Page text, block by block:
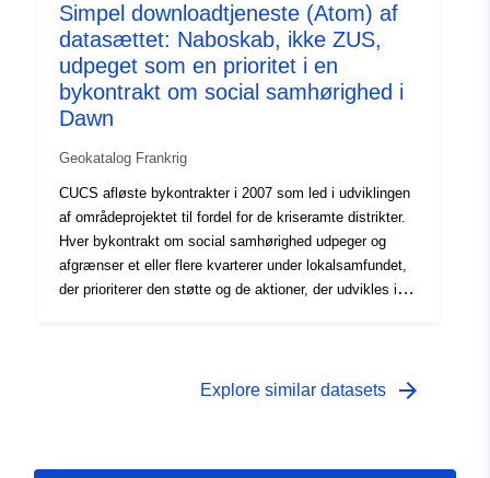
hver CUCS (omkredsen af CUCS ikke-ZUS distrikter har
intet juridisk, men kontraktmæssigt grundlag).Disse data
indeholder udelukkende ikke-ZUS kvarterer, der er
udpeget som prioritet af en CUCS, der er blevet
underskrevet. De andre CUCS-kvarterer (CUCS-
distrikter uden for ZUS i det tidligere CUCS) er ikke
Simpel downloadtjeneste (Atom) af
datasættet: Naboskab, ikke ZUS,
udpeget som en prioritet i en
bykontrakt om social samhørighed i
Dawn
Geokatalog Frankrig
CUCS afløste bykontrakter i 2007 som led i udviklingen
af områdeprojektet til fordel for de kriseramte distrikter.
Hver bykontrakt om social samhørighed udpeger og
afgrænser et eller flere kvarterer under lokalsamfundet,
der prioriterer den støtte og de aktioner, der udvikles i
lovbestemte omkreds af ZUS, eller,- distrikter, der ikke
Explore similar datasets arrow_forward